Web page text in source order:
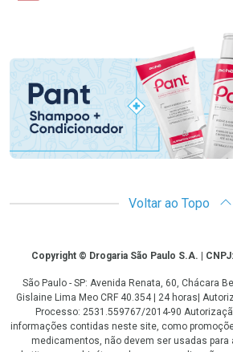
Promoção em Destaque
Voltar ao Topo
CopyrightCopyright © Drogaria São Paulo S.A. |
São Paulo - SP: Avenida Renata, 60, Chácara
Gislaine Lima Meo CRF 40.354 | 24 horas|
Processo: 2531.559767/2014-90
informações contidas neste site, como
medicamentos, não devem ser usadas para